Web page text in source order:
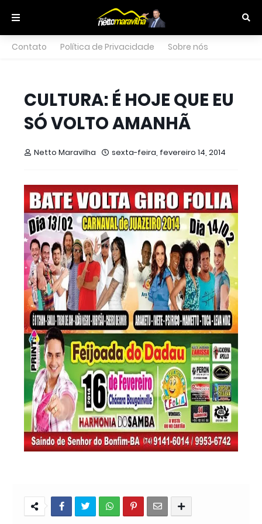
Contato Política de Privacidade Sobre nós
CULTURA: É HOJE QUE EU
SÓ VOLTO AMANHÃ
Netto Maravilha sexta-feira, fevereiro 14, 2014